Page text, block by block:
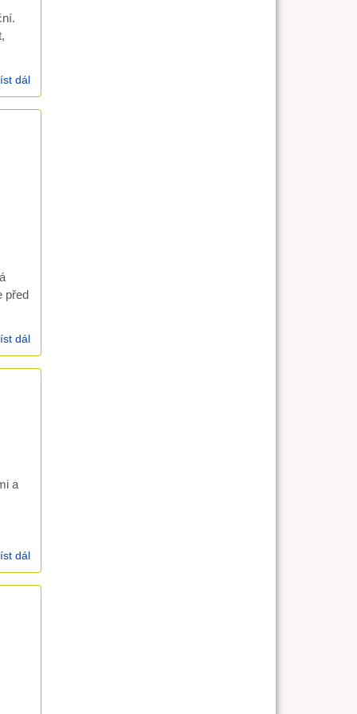
dálLukáš 9,57-62 (1.3.2002)
před
dálSkutky 16,11-15 (3.2.2002)
a
dálIz 42,1-4 (13.1.2002)